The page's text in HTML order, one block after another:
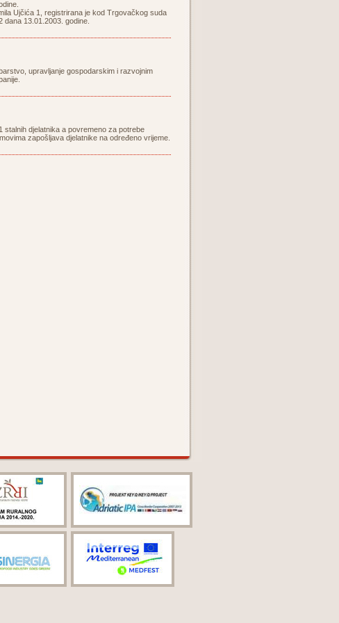
Ujčića 1, registrirana je kod Trgovačkog suda
13.01.2003. godine.
upravljanje gospodarskim i razvojnim
stalnih djelatnika a povremeno za potrebe
zapošljava djelatnike na određeno vrijeme.